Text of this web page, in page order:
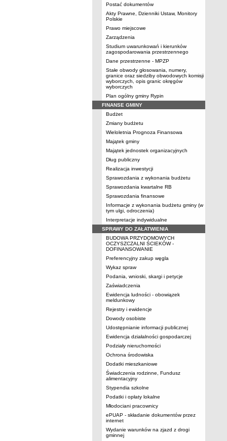
Postać dokumentów
Akty Prawne, Dzienniki Ustaw, Monitory
Polskie
Prawo miejscowe
Zarządzenia
Studium uwarunkowań i kierunków
zagospodarowania przestrzennego
Dane przestrzenne - MPZP
Stałe obwody głosowania, numery,
granice oraz siedziby obwodowych komisji
wyborczych, opis granic okręgów
wyborczych
Plan ogólny gminy Rypin
FINANSE GMINY
Budżet
Zmiany budżetu
Wieloletnia Prognoza Finansowa
Majątek gminy
Majątek jednostek organizacyjnych
Dług publiczny
Realizacja inwestycji
Sprawozdania z wykonania budżetu
Sprawozdania kwartalne RB
Sprawozdania finansowe
Informacje z wykonania budżetu gminy (w
tym ulgi, odroczenia)
Interpretacje indywidualne
SPRAWY DO ZAŁATWIENIA
BUDOWA PRZYDOMOWYCH
OCZYSZCZALNI ŚCIEKÓW -
DOFINANSOWANIE
Preferencyjny zakup węgla
Wykaz spraw
Podania, wnioski, skargi i petycje
Zaświadczenia
Ewidencja ludności - obowiązek
meldunkowy
Rejestry i ewidencje
Dowody osobiste
Udostępnianie informacji publicznej
Ewidencja działalności gospodarczej
Podziały nieruchomości
Ochrona środowiska
Dodatki mieszkaniowe
Świadczenia rodzinne, Fundusz
alimentacyjny
Stypendia szkolne
Podatki i opłaty lokalne
Młodociani pracownicy
ePUAP - składanie dokumentów przez
internet
Wydanie warunków na zjazd z drogi
gminnej